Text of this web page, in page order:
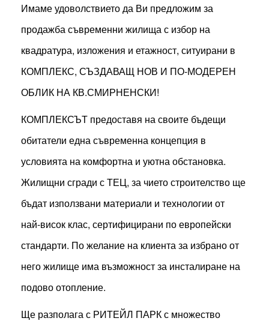
Имаме удоволствието да Ви предложим за
продажба съвременни жилища с избор на
квадратура, изложения и етажност, ситуирани в
КОМПЛЕКС, СЪЗДАВАЩ НОВ И ПО-МОДЕРЕН
ОБЛИК НА КВ.СМИРНЕНСКИ!
КОМПЛЕКСЪТ предоставя на своите бъдещи
обитатели една съвременна концепция в
условията на комфортна и уютна обстановка.
Жилищни сгради с ТЕЦ, за чието строителство ще
бъдат използвани материали и технологии от
най-висок клас, сертифицирани по европейски
стандарти. По желание на клиента за избрано от
него жилище има възможност за инсталиране на
подово отопление.
Ще разполага с РИТЕЙЛ ПАРК с множество